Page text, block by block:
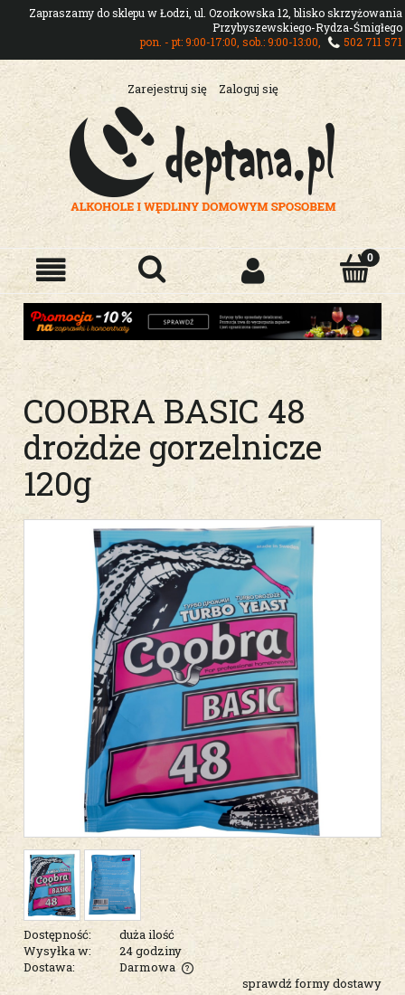
Zapraszamy do sklepu w Łodzi, ul. Ozorkowska 12, blisko skrzyżowania
Przybyszewskiego-Rydza-Śmigłego
pon. - pt: 9:00-17:00, sob.: 9:00-13:00,
502 711 571
Zarejestruj się Zaloguj się
COOBRA BASIC 48
drożdże gorzelnicze
120g
Dostępność:
duża ilość
Wysyłka w:
24 godziny
Dostawa:
Darmowa
Cena nie zawiera ewentualnych kosztów płatności
sprawdź formy dostawy